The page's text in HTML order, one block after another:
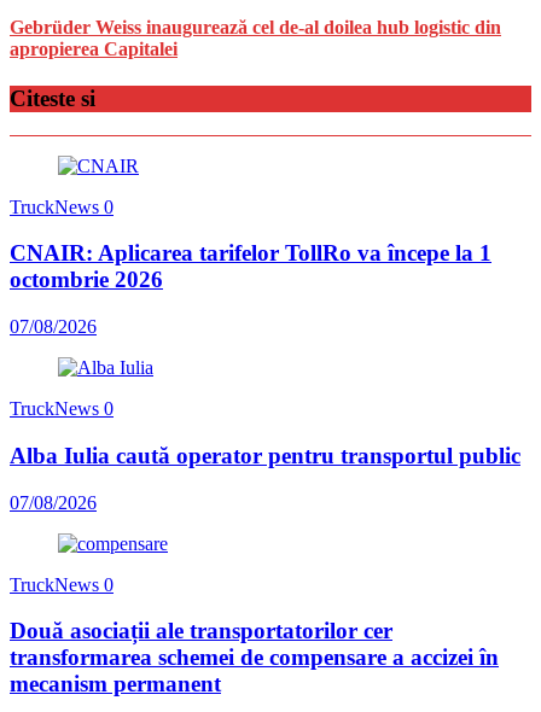
Gebrüder Weiss inaugurează cel de-al doilea hub logistic din
apropierea Capitalei
Citeste si
TruckNews 0
CNAIR: Aplicarea tarifelor TollRo va începe la 1
octombrie 2026
07/08/2026
TruckNews 0
Alba Iulia caută operator pentru transportul public
07/08/2026
TruckNews 0
Două asociații ale transportatorilor cer
transformarea schemei de compensare a accizei în
mecanism permanent